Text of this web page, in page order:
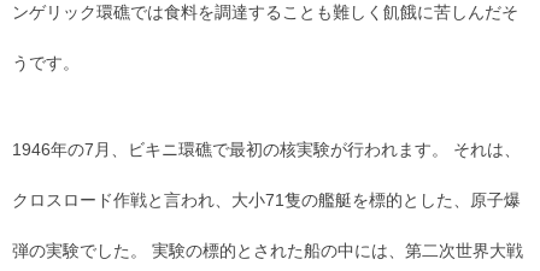
ンゲリック環礁では食料を調達することも難しく飢餓に苦しんだそ
うです。
1946年の7月、ビキニ環礁で最初の核実験が行われます。 それは、
クロスロード作戦と言われ、大小71隻の艦艇を標的とした、原子爆
弾の実験でした。 実験の標的とされた船の中には、第二次世界大戦